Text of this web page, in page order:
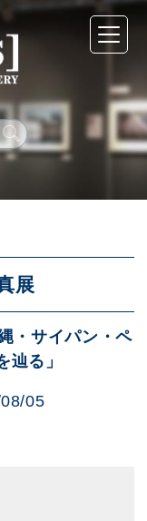
展
・サイパン・ペ
辿る」
05